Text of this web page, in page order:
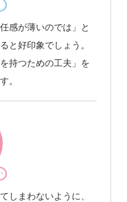
感が薄いのでは」と
と好印象でしょう。
持つための工夫」を
。
しまわないように、